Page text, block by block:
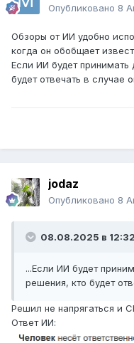
Опубликовано 8
Обзоры от ИИ удобно
когда он обобщает
Если ИИ будет
будет отвечать в случае
jodaz
Опубликовано 8
08.08.2025 в
...Если ИИ будет
решения, кто будет
Решил не напрягаться и
Ответ ИИ: